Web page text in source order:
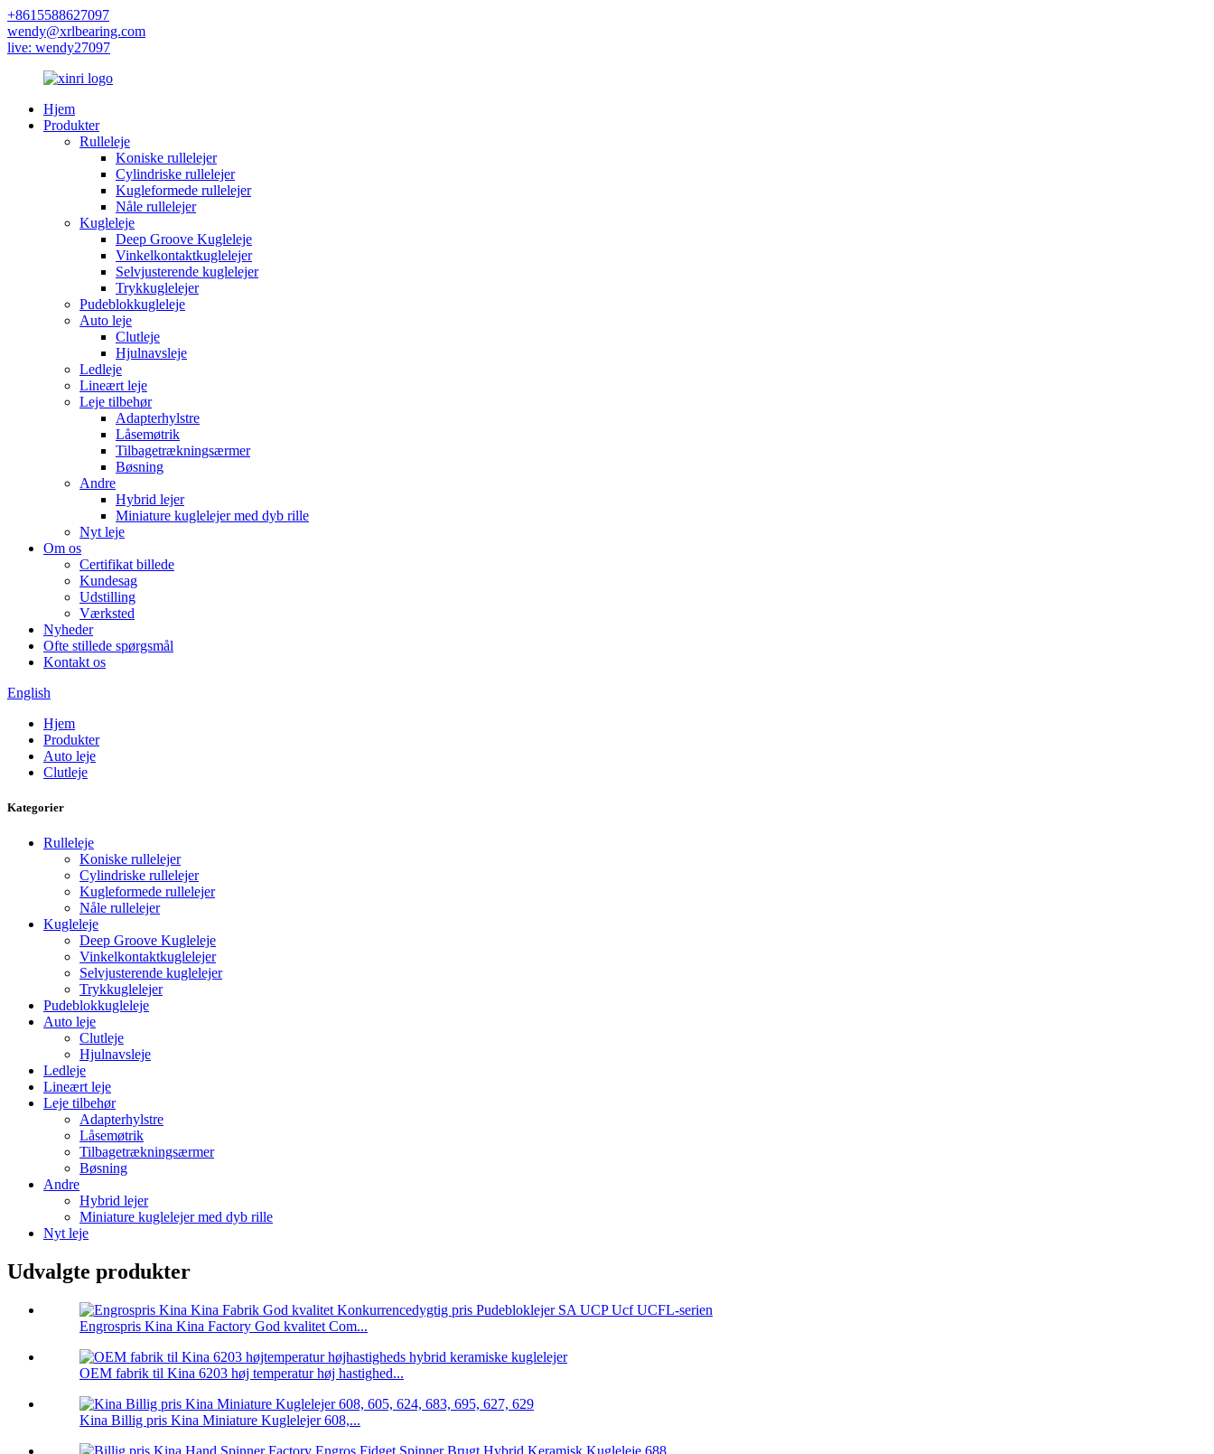
+8615588627097
wendy@xrlbearing.com
live: wendy27097
Hjem
Produkter
Rulleleje
Koniske rullelejer
Cylindriske rullelejer
Kugleformede rullelejer
Nåle rullelejer
Kugleleje
Deep Groove Kugleleje
Vinkelkontaktkuglelejer
Selvjusterende kuglelejer
Trykkuglelejer
Pudeblokkugleleje
Auto leje
Clutleje
Hjulnavsleje
Ledleje
Lineært leje
Leje tilbehør
Adapterhylstre
Låsemøtrik
Tilbagetrækningsærmer
Bøsning
Andre
Hybrid lejer
Miniature kuglelejer med dyb rille
Nyt leje
Om os
Certifikat billede
Kundesag
Udstilling
Værksted
Nyheder
Ofte stillede spørgsmål
Kontakt os
English
Hjem
Produkter
Auto leje
Clutleje
Kategorier
Rulleleje
Koniske rullelejer
Cylindriske rullelejer
Kugleformede rullelejer
Nåle rullelejer
Kugleleje
Deep Groove Kugleleje
Vinkelkontaktkuglelejer
Selvjusterende kuglelejer
Trykkuglelejer
Pudeblokkugleleje
Auto leje
Clutleje
Hjulnavsleje
Ledleje
Lineært leje
Leje tilbehør
Adapterhylstre
Låsemøtrik
Tilbagetrækningsærmer
Bøsning
Andre
Hybrid lejer
Miniature kuglelejer med dyb rille
Nyt leje
Udvalgte produkter
Engrospris Kina Kina Factory God kvalitet Com...
OEM fabrik til Kina 6203 høj temperatur høj hastighed...
Kina Billig pris Kina Miniature Kuglelejer 608,...